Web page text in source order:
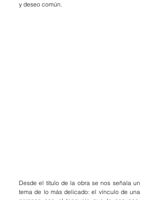
y deseo común.
Desde el título de la obra se nos señala un
tema de lo más delicado: el vínculo de una